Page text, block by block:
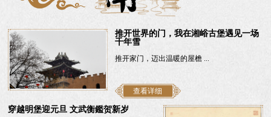
推开世界的门，我在湘峪古堡遇见一场
千年雪
推开家门，迈出温暖的屋檐 ...
查看详细
穿越明堡迎元旦 文武衡鑑贺新岁